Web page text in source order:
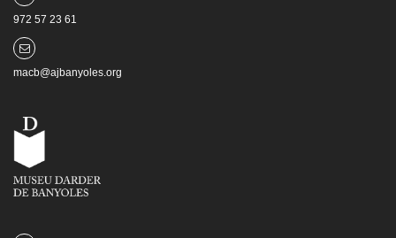
972 57 23 61
macb@ajbanyoles.org